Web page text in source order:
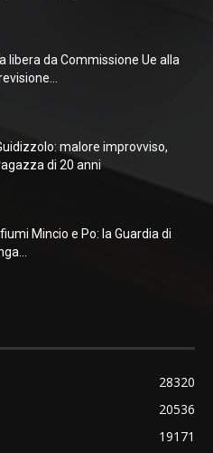
libera da Commissione Ue alla
malore improvviso,
di 20 anni
Mincio e Po: la Guardia di
28320
20536
19171